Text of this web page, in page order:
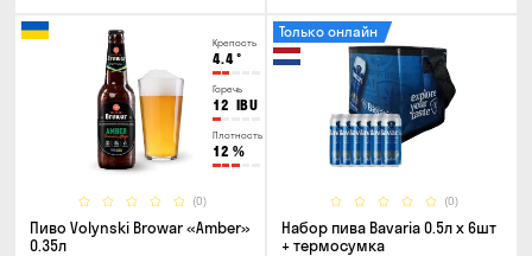
Крепость
4.4°
Горечь
12 IBU
Плотность
12 %
(0)
Пиво Volynski Browar «Amber»
0.35л
(0)
Только онлайн
Набор пива Bavaria 0.5л х 6шт
+ термосумка